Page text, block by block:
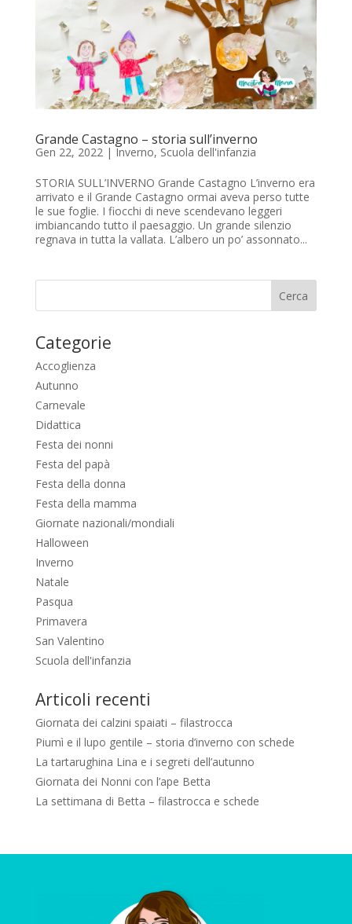
Grande Castagno – storia sull’inverno
Gen 22, 2022| Inverno, Scuola dell'infanzia
STORIA SULL’INVERNO Grande Castagno L’inverno era
arrivato e il Grande Castagno ormai aveva perso tutte
le sue foglie. I fiocchi di neve scendevano leggeri
imbiancando tutto il paesaggio. Un grande silenzio
regnava in tutta la vallata. L’albero un po’ assonnato...
Categorie
Accoglienza
Autunno
Carnevale
Didattica
Festa dei nonni
Festa del papà
Festa della donna
Festa della mamma
Giornate nazionali/mondiali
Halloween
Inverno
Natale
Pasqua
Primavera
San Valentino
Scuola dell'infanzia
Articoli recenti
Giornata dei calzini spaiati – filastrocca
Piumì e il lupo gentile – storia d’inverno con schede
La tartarughina Lina e i segreti dell’autunno
Giornata dei Nonni con l’ape Betta
La settimana di Betta – filastrocca e schede